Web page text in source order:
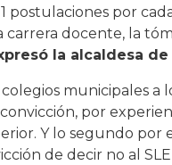
postulaciones por
carrera docente, la
la alcaldesa de
municipales a
por
Y lo segundo por
de decir no al